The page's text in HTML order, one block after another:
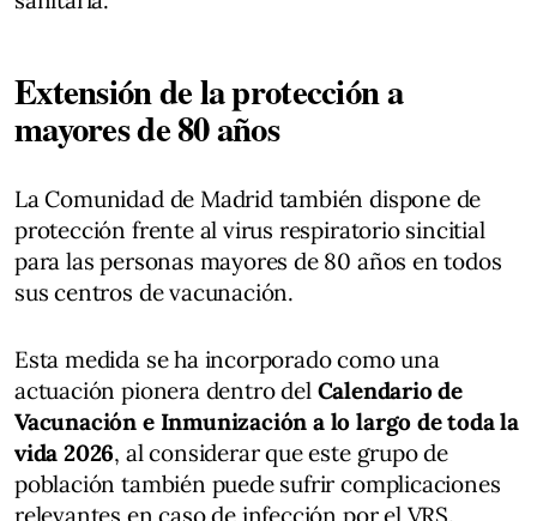
Extensión de la protección a
mayores de 80 años
La Comunidad de Madrid también dispone de
protección frente al virus respiratorio sincitial
para las personas mayores de 80 años en todos
sus centros de vacunación.
Esta medida se ha incorporado como una
actuación pionera dentro del Calendario de
Vacunación e Inmunización a lo largo de toda la
vida 2026, al considerar que este grupo de
población también puede sufrir complicaciones
relevantes en caso de infección por el VRS.